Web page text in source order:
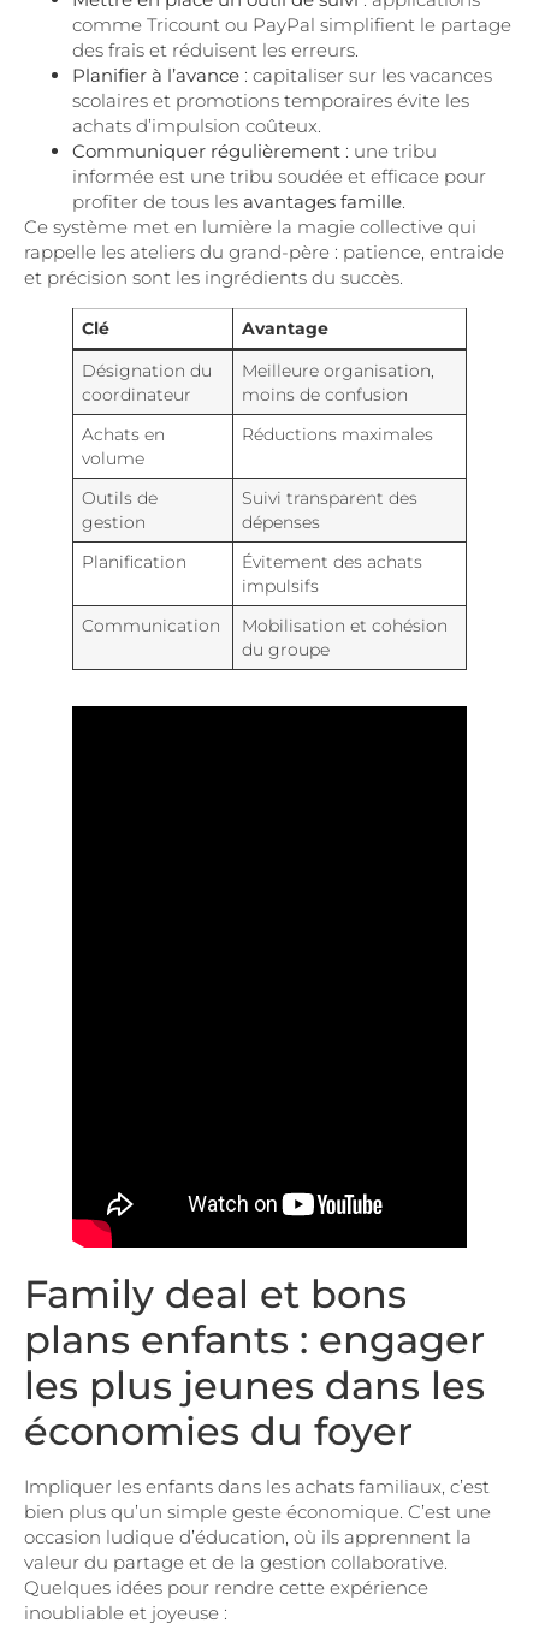
comme Tricount ou PayPal simplifient le partage
des frais et réduisent les erreurs.
Planifier à l’avance : capitaliser sur les vacances
scolaires et promotions temporaires évite les
achats d’impulsion coûteux.
Communiquer régulièrement : une tribu
informée est une tribu soudée et efficace pour
profiter de tous les avantages famille
Ce système met en lumière la magie collective qui
rappelle les ateliers du grand-père : patience, entraide
et précision sont les ingrédients du succès.
Clé Avantage
Désignation du
coordinateur
Meilleure organisation,
moins de confusion
Achats en
volume
Réductions maximales
Outils de
gestion
Suivi transparent des
dépenses
Planification
Évitement des achats
impulsifs
Communication
Mobilisation et cohésion
du groupe
Family deal et bons
plans enfants : engager
les plus jeunes dans les
économies du foyer
Impliquer les enfants dans les achats familiaux, c’est
bien plus qu’un simple geste économique. C’est une
occasion ludique d’éducation, où ils apprennent la
valeur du partage et de la gestion collaborative.
Quelques idées pour rendre cette expérience
inoubliable et joyeuse :